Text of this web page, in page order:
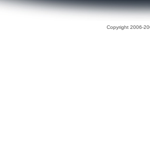
Copyright 2006-